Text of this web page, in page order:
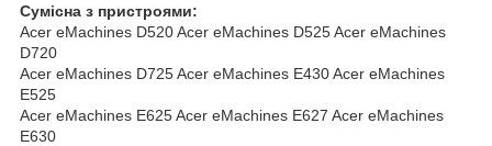
Сумісна з пристроями:
Acer eMachines D520 Acer eMachines D525 Acer eMachines
D720
Acer eMachines D725 Acer eMachines E430 Acer eMachines
E525
Acer eMachines E625 Acer eMachines E627 Acer eMachines
E630